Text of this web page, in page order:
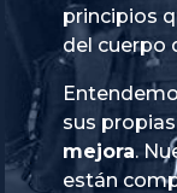
principios
del cuerpo
sus propias
mejora.
están